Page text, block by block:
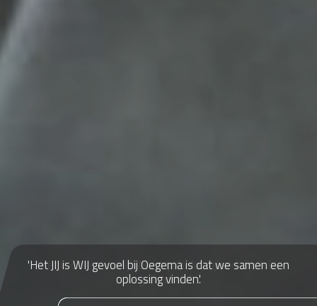
'Het mooie aan mijn beroep is de vrijheid die ik bij
Oegema heb!'